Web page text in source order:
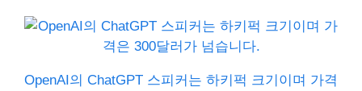
OpenAI의 ChatGPT 스피커는 하키퍽 크기이며 가격